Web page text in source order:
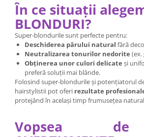
În ce situații
BLONDURI?
Super-blondurile sunt perfecte pentru:
Deschiderea părului natural fără
Neutralizarea tonurilor nedorite (ex.
Obținerea unor culori delicate și
preferă soluții mai blânde.
Folosind super-blondurile și potențiatorul
hairstylistii pot oferi rezultate
protejând în același timp frumusețea
Vopsea